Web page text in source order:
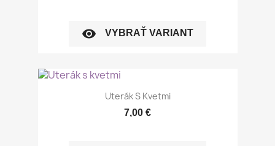
visibility VYBRAŤ VARIANT
Uterák S Kvetmi
7,00 €